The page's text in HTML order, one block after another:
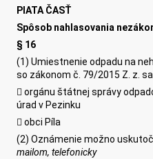
PIATA ČASŤ
Spôsob nahlasovania
§ 16
(1) Umiestnenie odpadu na
so zákonom č. 79/2015 Z. z.
 orgánu štátnej správy
úrad v Pezinku
 obci Píla
(2) Oznámenie možno
mailom,telefonicky